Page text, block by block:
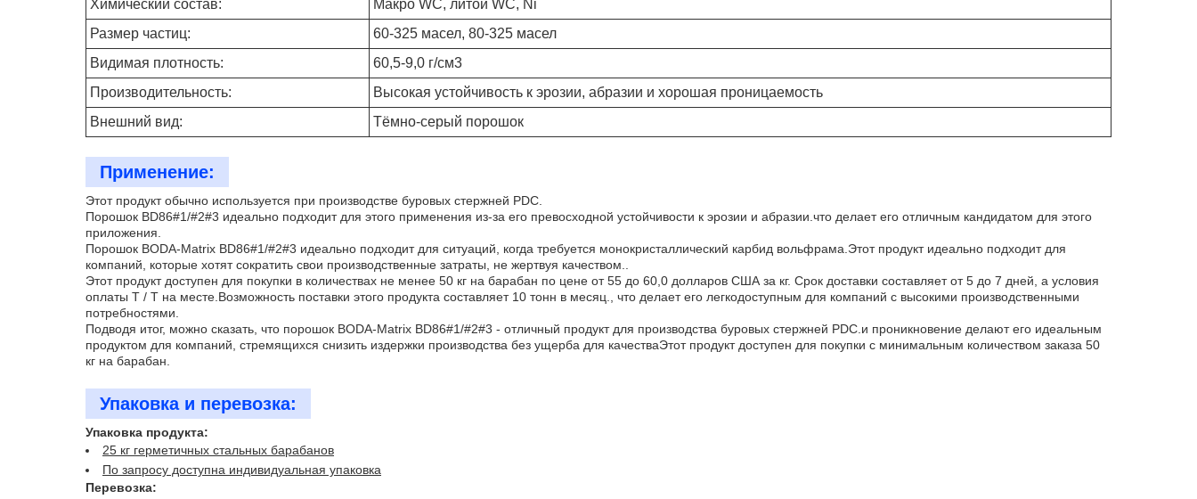
Химический состав:
Макро WC, литой WC, Ni
Размер частиц:
60-325 масел, 80-325 масел
Видимая плотность:
60,5-9,0 г/см3
Производительность:
Высокая устойчивость к эрозии, абразии и хорошая проницаемость
Внешний вид:
Тёмно-серый порошок
Применение:
Этот продукт обычно используется при производстве буровых стержней PDC.
Порошок BD86#1/#2#3 идеально подходит для этого применения из-за его превосходной устойчивости к эрозии и абразии.что делает его отличным кандидатом для этого
приложения.
Порошок BODA-Matrix BD86#1/#2#3 идеально подходит для ситуаций, когда требуется монокристаллический карбид вольфрама.Этот продукт идеально подходит для
компаний, которые хотят сократить свои производственные затраты, не жертвуя качеством..
Этот продукт доступен для покупки в количествах не менее 50 кг на барабан по цене от 55 до 60,0 долларов США за кг. Срок доставки составляет от 5 до 7 дней, а условия
оплаты T / T на месте.Возможность поставки этого продукта составляет 10 тонн в месяц., что делает его легкодоступным для компаний с высокими производственными
потребностями.
Подводя итог, можно сказать, что порошок BODA-Matrix BD86#1/#2#3 - отличный продукт для производства буровых стержней PDC.и проникновение делают его идеальным
продуктом для компаний, стремящихся снизить издержки производства без ущерба для качестваЭтот продукт доступен для покупки с минимальным количеством заказа 50
кг на барабан.
Упаковка и перевозка:
Упаковка продукта:
25 кг герметичных стальных барабанов
По запросу доступна индивидуальная упаковка
Перевозка: